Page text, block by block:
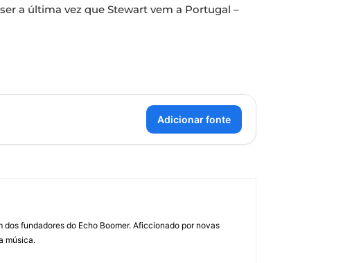
a última vez que Stewart vem a Portugal –
Adicionar fonte
fundadores do Echo Boomer. Aficcionado por novas
música.